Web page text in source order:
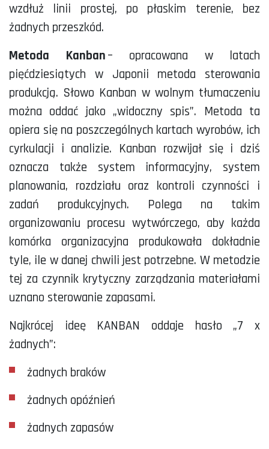
wzdłuż linii prostej, po płaskim terenie, bez
żadnych przeszkód.
Metoda Kanban– opracowana w latach
pięćdziesiątych w Japonii metoda sterowania
produkcją. Słowo Kanban w wolnym tłumaczeniu
można oddać jako „widoczny spis”. Metoda ta
opiera się na poszczególnych kartach wyrobów, ich
cyrkulacji i analizie. Kanban rozwijał się i dziś
oznacza także system informacyjny, system
planowania, rozdziału oraz kontroli czynności i
zadań produkcyjnych. Polega na takim
organizowaniu procesu wytwórczego, aby każda
komórka organizacyjna produkowała dokładnie
tyle, ile w danej chwili jest potrzebne. W metodzie
tej za czynnik krytyczny zarządzania materiałami
uznano sterowanie zapasami.
Najkrócej ideę KANBAN oddaje hasło „7 x
żadnych”:
żadnych braków
żadnych opóźnień
żadnych zapasów